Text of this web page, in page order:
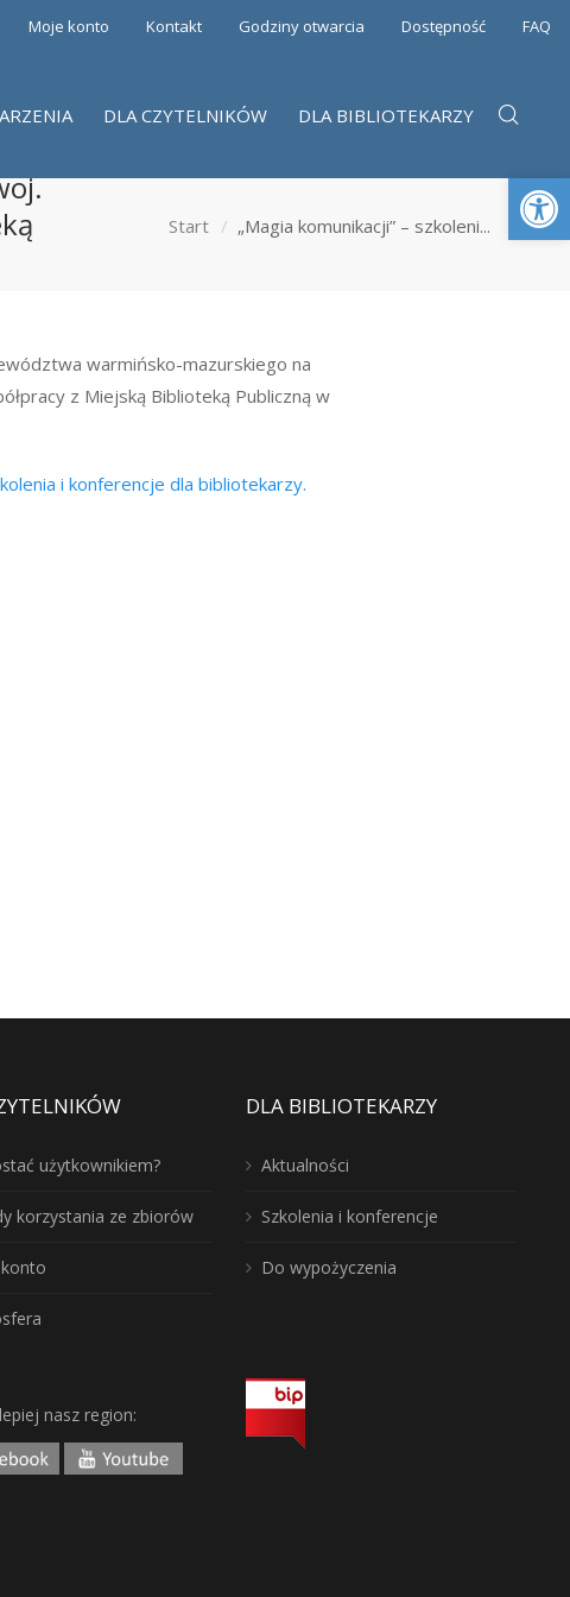
Moje konto Kontakt Godziny otwarcia Dostępność FAQ
DLA CZYTELNIKÓW DLA BIBLIOTEKARZY
Start „Magia komunikacji” – szkoleni...
warmińsko-mazurskiego na
z Miejską Biblioteką Publiczną w
i konferencje dla bibliotekarzy.
użytkownikiem?
korzystania ze zbiorów
nasz region:
DLA BIBLIOTEKARZY
Aktualności
Szkolenia i konferencje
Do wypożyczenia